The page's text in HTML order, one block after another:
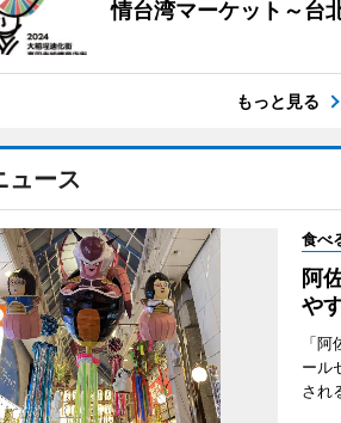
情台湾マーケット～台
もっと見る
ュース
食べ
阿
や
「
ール
され